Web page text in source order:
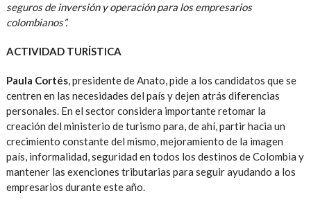
seguros de inversión y operación para los empresarios
colombianos”.
ACTIVIDAD TURÍSTICA
Paula Cortés, presidente de Anato, pide a los candidatos que se
centren en las necesidades del país y dejen atrás diferencias
personales. En el sector considera importante retomar la
creación del ministerio de turismo para, de ahí, partir hacia un
crecimiento constante del mismo, mejoramiento de la imagen
país, informalidad, seguridad en todos los destinos de Colombia y
mantener las exenciones tributarias para seguir ayudando a los
empresarios durante este año.